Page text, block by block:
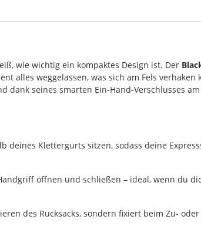
wie wichtig ein kompaktes Design ist. Der
alles weggelassen, was sich am Fels verhaken
seines smarten Ein-Hand-Verschlusses
Klettergurts sitzen, sodass deine
öffnen und schließen – ideal, wenn du
des Rucksacks, sondern fixiert beim Zu-